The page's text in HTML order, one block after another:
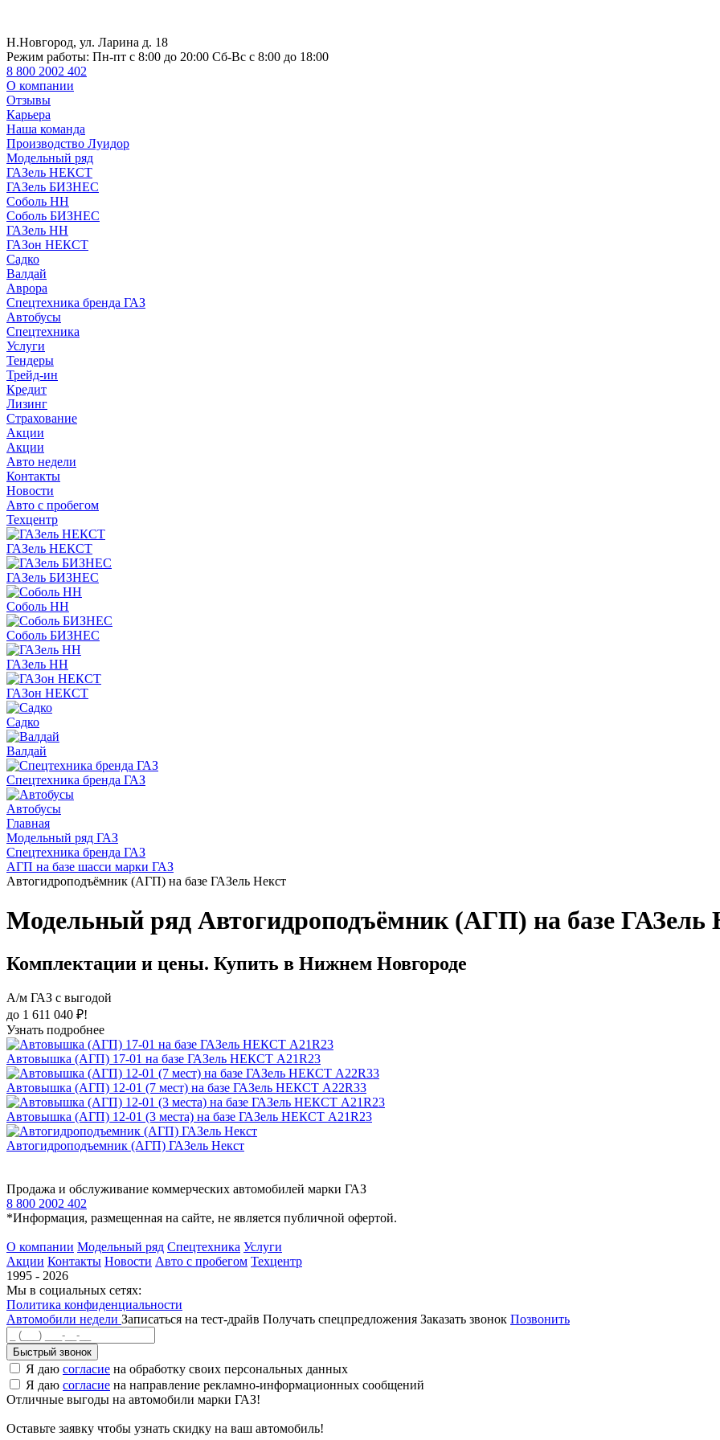
Н.Новгород, ул. Ларина д. 18
Режим работы: Пн-пт с 8:00 до 20:00 Сб-Вс с 8:00 до 18:00
8 800 2002 402
О компании
Отзывы
Карьера
Наша команда
Производство Луидор
Модельный ряд
ГАЗель НЕКСТ
ГАЗель БИЗНЕС
Соболь НН
Соболь БИЗНЕС
ГАЗель НН
ГАЗон НЕКСТ
Садко
Валдай
Аврора
Спецтехника бренда ГАЗ
Автобусы
Спецтехника
Услуги
Тендеры
Трейд-ин
Кредит
Лизинг
Страхование
Акции
Акции
Авто недели
Контакты
Новости
Авто с пробегом
Техцентр
ГАЗель НЕКСТ
ГАЗель БИЗНЕС
Соболь НН
Соболь БИЗНЕС
ГАЗель НН
ГАЗон НЕКСТ
Садко
Валдай
Спецтехника бренда ГАЗ
Автобусы
Главная
Модельный ряд ГАЗ
Спецтехника бренда ГАЗ
АГП на базе шасси марки ГАЗ
Автогидроподъёмник (АГП) на базе ГАЗель Некст
Модельный ряд Автогидроподъёмник (АГП) на базе ГАЗель
Комплектации и цены. Купить в Нижнем Новгороде
А/м ГАЗ с выгодой
до 1 611 040 ₽!
Узнать подробнее
Автовышка (АГП) 17-01 на базе ГАЗель НЕКСТ A21R23
Автовышка (АГП) 12-01 (7 мест) на базе ГАЗель НЕКСТ A22R33
Автовышка (АГП) 12-01 (3 места) на базе ГАЗель НЕКСТ A21R23
Автогидроподъемник (АГП) ГАЗель Некст
Продажа и обслуживание коммерческих автомобилей марки ГАЗ
8 800 2002 402
*Информация, размещенная на сайте, не является публичной офертой.
О компании Модельный ряд Спецтехника Услуги
Акции Контакты Новости Авто с пробегом Техцентр
1995 - 2026
Мы в социальных сетях:
Политика конфиденциальности
Автомобили недели Записаться на тест-драйв Получать спецпредложения Заказать звонок Позвонить
Быстрый звонок
Я даю согласие на обработку своих персональных данных
Я даю согласие на направление рекламно-информационных сообщений
Отличные выгоды на автомобили марки ГАЗ!
Оставьте заявку чтобы узнать скидку на ваш автомобиль!